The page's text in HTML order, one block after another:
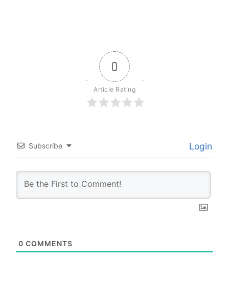
0
Article Rating
Subscribe Login
0 COMMENTS